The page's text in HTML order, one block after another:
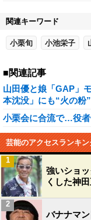
関連キーワード
小栗旬 小池栄子
■関連記事
山田優と娘「GAP」
本沈没」にも“火の粉
小栗会に合流で…役
芸能のアクセスランキン
強いショ
くした神
1
バナナマ
2